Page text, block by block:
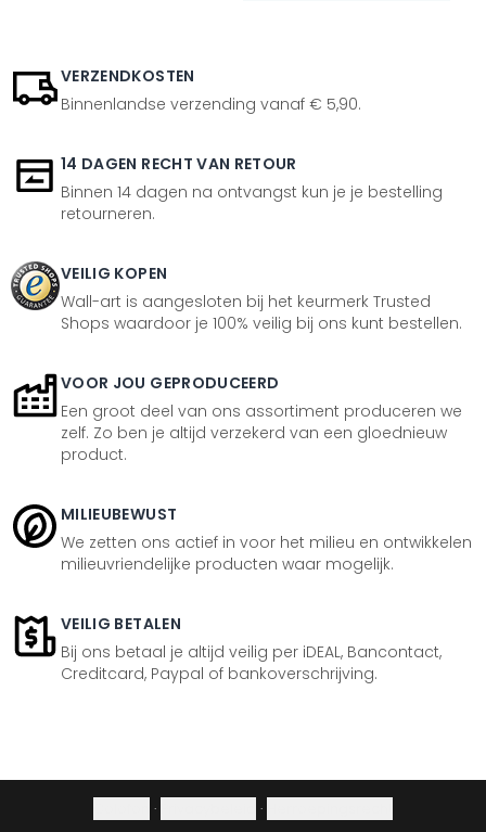
VERZENDKOSTEN
Binnenlandse verzending vanaf € 5,90.
14 DAGEN RECHT VAN RETOUR
Binnen 14 dagen na ontvangst kun je je bestelling
retourneren.
VEILIG KOPEN
Wall-art is aangesloten bij het keurmerk Trusted
Shops waardoor je 100% veilig bij ons kunt bestellen.
VOOR JOU GEPRODUCEERD
Een groot deel van ons assortiment produceren we
zelf. Zo ben je altijd verzekerd van een gloednieuw
product.
MILIEUBEWUST
We zetten ons actief in voor het milieu en ontwikkelen
milieuvriendelijke producten waar mogelijk.
VEILIG BETALEN
Bij ons betaal je altijd veilig per iDEAL, Bancontact,
Creditcard, Paypal of bankoverschrijving.
· ·